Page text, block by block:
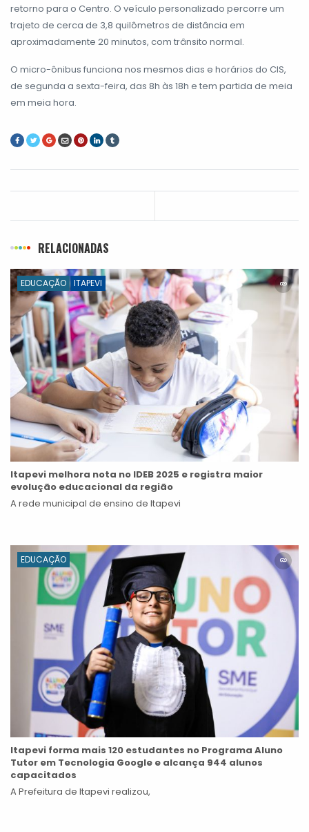
retorno para o Centro. O veículo personalizado percorre um
trajeto de cerca de 3,8 quilômetros de distância em
aproximadamente 20 minutos, com trânsito normal.
O micro-ônibus funciona nos mesmos dias e horários do CIS,
de segunda a sexta-feira, das 8h às 18h e tem partida de meia
em meia hora.
RELACIONADAS
EDUCAÇÃO ITAPEVI
Itapevi melhora nota no IDEB 2025 e registra maior
evolução educacional da região
A rede municipal de ensino de Itapevi
EDUCAÇÃO
Itapevi forma mais 120 estudantes no Programa Aluno
Tutor em Tecnologia Google e alcança 944 alunos
capacitados
A Prefeitura de Itapevi realizou,